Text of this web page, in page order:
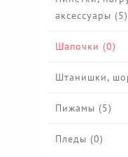
аксессуары (5)
Шапочки (0)
Штанишки,
Пижамы (5)
Пледы (0)